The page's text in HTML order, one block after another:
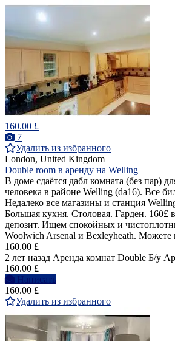
160.00 £
7
Удалить из избранного
London, United Kingdom
Double room в аренду на Welling
В доме сдаётся дабл комната (без пар)
человека в районе Welling (da16). Все
Недалеко все магазины и станция
Большая кухня. Столовая. Гарден. 160£
депозит. Ищем спокойных и
Woolwich Arsenal и Bexleyheath. Можете
160.00 £
2 лет назад Аренда комнат Double Б/у
160.00 £
Написать
160.00 £
Удалить из избранного